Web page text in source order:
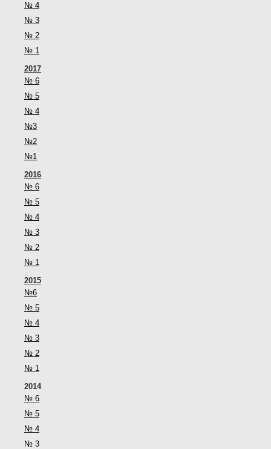
№ 4
№ 3
№ 2
№ 1
2017
№ 6
№ 5
№ 4
№3
№2
№1
2016
№ 6
№ 5
№ 4
№ 3
№ 2
№ 1
2015
№6
№ 5
№ 4
№ 3
№ 2
№ 1
2014
№ 6
№ 5
№ 4
№ 3